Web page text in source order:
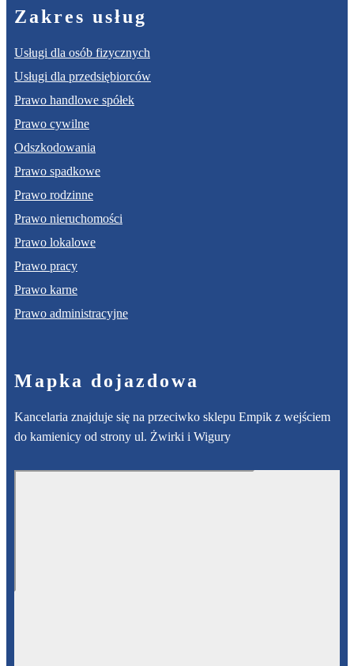
Zakres usług
Usługi dla osób fizycznych
Usługi dla przedsiębiorców
Prawo handlowe spółek
Prawo cywilne
Odszkodowania
Prawo spadkowe
Prawo rodzinne
Prawo nieruchomości
Prawo lokalowe
Prawo pracy
Prawo karne
Prawo administracyjne
Mapka dojazdowa
Kancelaria znajduje się na przeciwko sklepu Empik z wejściem
do kamienicy od strony ul. Żwirki i Wigury